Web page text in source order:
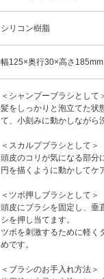
シリコン樹脂
幅125×奥行30×高さ185mm
＜シャンプーブラシとして
髪をしっかりと泡立てた状
て、小刻みに動かしながら
＜スカルプブラシとして＞
頭皮のコリが気になる部分
円を描くように動かしてケ
＜ツボ押しブラシとして＞
頭皮にブラシを固定し、垂
シを押し当てます。
ツボを刺激するために軽く
めです。
＜ブラシのお手入れ方法＞